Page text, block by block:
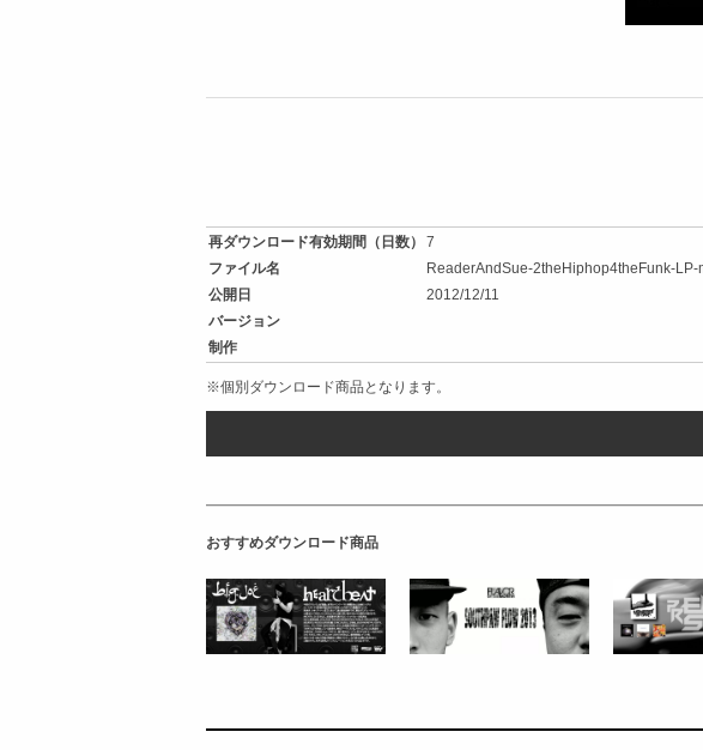
再ダウンロード有効期間（日数）
7
ファイル名
ReaderAndSue-2theHiphop4theFunk-LP-
公開日
2012/12/11
バージョン
制作
※個別ダウンロード商品となります。
おすすめダウンロード商品